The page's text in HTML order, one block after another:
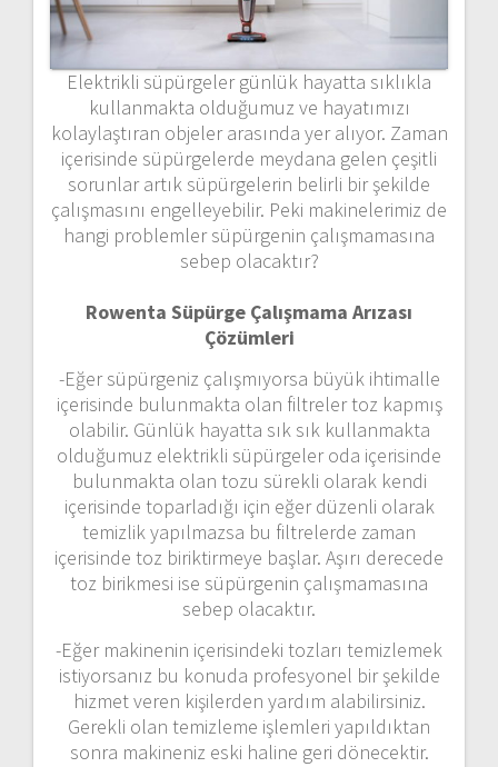
Elektrikli süpürgeler günlük hayatta sıklıkla
kullanmakta olduğumuz ve hayatımızı
kolaylaştıran objeler arasında yer alıyor. Zaman
içerisinde süpürgelerde meydana gelen çeşitli
sorunlar artık süpürgelerin belirli bir şekilde
çalışmasını engelleyebilir. Peki makinelerimiz de
hangi problemler süpürgenin çalışmamasına
sebep olacaktır?
Rowenta Süpürge Çalışmama Arızası
Çözümleri
-Eğer süpürgeniz çalışmıyorsa büyük ihtimalle
içerisinde bulunmakta olan filtreler toz kapmış
olabilir. Günlük hayatta sık sık kullanmakta
olduğumuz elektrikli süpürgeler oda içerisinde
bulunmakta olan tozu sürekli olarak kendi
içerisinde toparladığı için eğer düzenli olarak
temizlik yapılmazsa bu filtrelerde zaman
içerisinde toz biriktirmeye başlar. Aşırı derecede
toz birikmesi ise süpürgenin çalışmamasına
sebep olacaktır.
-Eğer makinenin içerisindeki tozları temizlemek
istiyorsanız bu konuda profesyonel bir şekilde
hizmet veren kişilerden yardım alabilirsiniz.
Gerekli olan temizleme işlemleri yapıldıktan
sonra makineniz eski haline geri dönecektir.